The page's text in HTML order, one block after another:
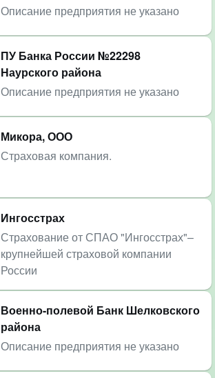
Описание предприятия не указано
ПУ Банка России №22298
Наурского района
Описание предприятия не указано
Микора, ООО
Страховая компания.
Ингосстрах
Страхование от СПАО "Ингосстрах"–
крупнейшей страховой компании
России
Военно-полевой Банк Шелковского
района
Описание предприятия не указано